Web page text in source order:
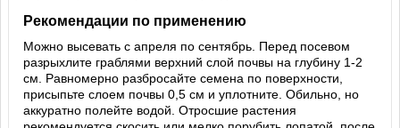
Рекомендации по применению
Можно высевать с апреля по сентябрь. Перед посевом
разрыхлите граблями верхний слой почвы на глубину 1-2
см. Равномерно разбросайте семена по поверхности,
присыпьте слоем почвы 0,5 см и уплотните. Обильно, но
аккуратно полейте водой. Отросшие растения